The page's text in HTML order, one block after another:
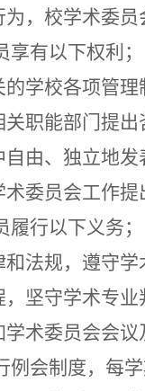
为，校学术委
有以下权利；
学校各项管理
职能部门提出
自由、独立地
委员会工作提
行以下义务；
法规，遵守学
坚守学术专业
术委员会会议
例会制度，每